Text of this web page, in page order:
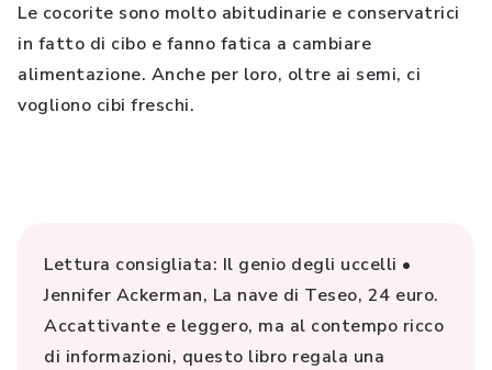
Le cocorite sono molto abitudinarie e conservatrici
in fatto di cibo e fanno fatica a cambiare
alimentazione. Anche per loro, oltre ai semi, ci
vogliono cibi freschi.
Lettura consigliata: Il genio degli uccelli •
Jennifer Ackerman, La nave di Teseo, 24 euro.
Accattivante e leggero, ma al contempo ricco
di informazioni, questo libro regala una